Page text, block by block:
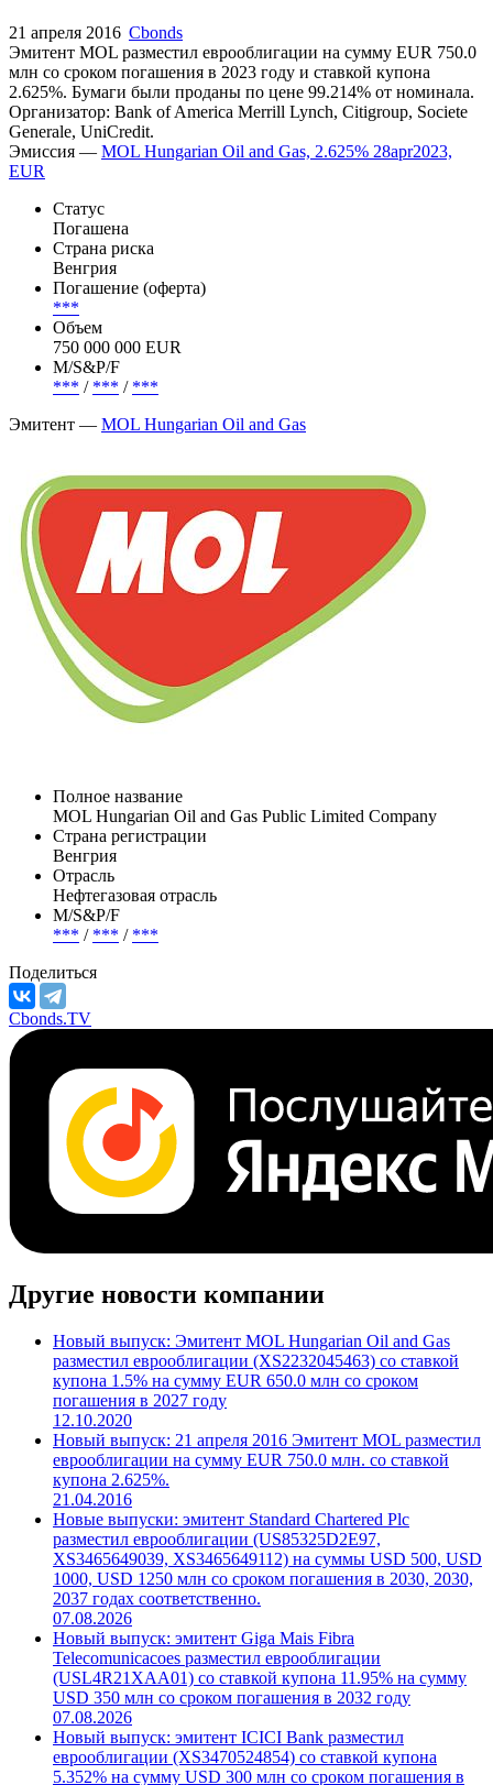
21 апреля 2016 Cbonds
Эмитент MOL разместил еврооблигации на сумму EUR 750.0
млн со сроком погашения в 2023 году и ставкой купона
2.625%. Бумаги были проданы по цене 99.214% от номинала.
Организатор: Bank of America Merrill Lynch, Citigroup, Societe
Generale, UniCredit.
Эмиссия — MOL Hungarian Oil and Gas, 2.625% 28apr2023,
EUR
Статус
Погашена
Страна риска
Венгрия
Погашение (оферта)
***
Объем
750 000 000 EUR
М/S&P/F
*** / *** / ***
Эмитент — MOL Hungarian Oil and Gas
Полное название
MOL Hungarian Oil and Gas Public Limited Company
Страна регистрации
Венгрия
Отрасль
Нефтегазовая отрасль
М/S&P/F
*** / *** / ***
Поделиться
Cbonds.TV
Другие новости компании
Новый выпуск: Эмитент MOL Hungarian Oil and Gas
разместил еврооблигации (XS2232045463) со ставкой
купона 1.5% на сумму EUR 650.0 млн со сроком
погашения в 2027 году
12.10.2020
Новый выпуск: 21 апреля 2016 Эмитент MOL разместил
еврооблигации на сумму EUR 750.0 млн. со ставкой
купона 2.625%.
21.04.2016
Новые выпуски: эмитент Standard Chartered Plc
разместил еврооблигации (US85325D2E97,
XS3465649039, XS3465649112) на суммы USD 500, USD
1000, USD 1250 млн со сроком погашения в 2030, 2030,
2037 годах соответственно.
07.08.2026
Новый выпуск: эмитент Giga Mais Fibra
Telecomunicacoes разместил еврооблигации
(USL4R21XAA01) со ставкой купона 11.95% на сумму
USD 350 млн со сроком погашения в 2032 году
07.08.2026
Новый выпуск: эмитент ICICI Bank разместил
еврооблигации (XS3470524854) со ставкой купона
5.352% на сумму USD 300 млн со сроком погашения в